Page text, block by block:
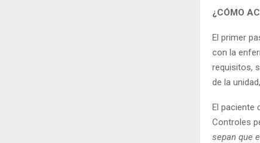
¿CÓMO
El primer
con la
requisitos,
de la
El paciente
Controles
sepan que